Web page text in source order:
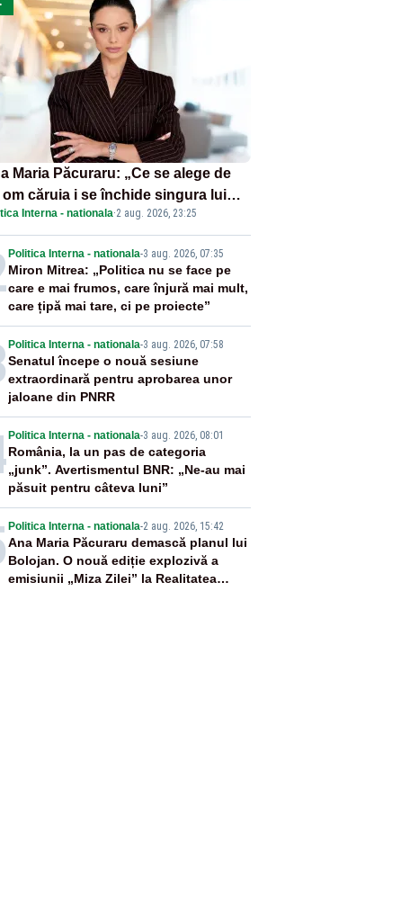
Maria Păcuraru: „Ce se alege de
om căruia i se închide singura lui
Interna - nationala·2 aug. 2026, 23:25
Politica Interna - nationala-3 aug. 2026, 07:35
Miron Mitrea: „Politica nu se face pe
care e mai frumos, care înjură mai mult,
care țipă mai tare, ci pe proiecte”
Politica Interna - nationala-3 aug. 2026, 07:58
Senatul începe o nouă sesiune
extraordinară pentru aprobarea unor
jaloane din PNRR
Politica Interna - nationala-3 aug. 2026, 08:01
România, la un pas de categoria
„junk”. Avertismentul BNR: „Ne-au mai
păsuit pentru câteva luni”
Politica Interna - nationala-2 aug. 2026, 15:42
Ana Maria Păcuraru demască planul lui
Bolojan. O nouă ediție explozivă a
emisiunii „Miza Zilei” la Realitatea